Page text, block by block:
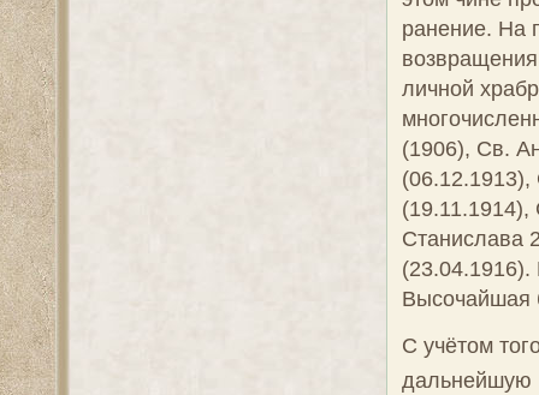
ранение. На
личной
(1906), Св.
Станислава
Высочайшая
С учётом
дальнейшую